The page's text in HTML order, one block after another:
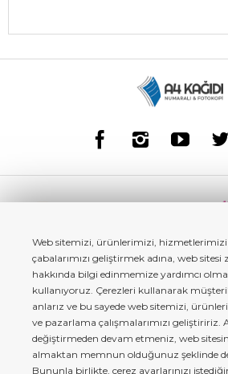
Web sitemizi, ürünlerimizi,
çabalarımızı geliştirmek adına, web
hakkında bilgi edinmemize yardımcı
kullanıyoruz. Çerezleri kullanarak
anlarız ve bu sayede web sitemizi,
ve pazarlama çalışmalarımızı geliştiririz.
değiştirmeden devam etmeniz, web
almaktan memnun olduğunuz şeklinde
Bununla birlikte, çerez ayarlarınızı